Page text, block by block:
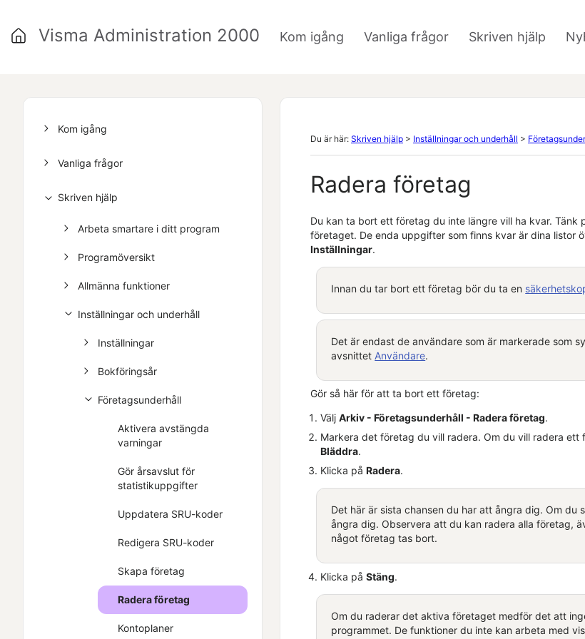
Kom igång Vanliga frågor Skriven hjälp
Visma Administration 2000
Kom igång
Vanliga frågor
Skriven hjälp
Arbeta smartare i ditt program
Programöversikt
Allmänna funktioner
Inställningar och underhåll
Inställningar
Bokföringsår
Företagsunderhåll
Aktivera avstängda
varningar
Gör årsavslut för
statistikuppgifter
Uppdatera SRU-koder
Redigera SRU-koder
Skapa företag
Radera företag
Kontoplaner
Du är här: Skriven hjälp > Inställningar och underhåll >
Radera företag
Du kan ta bort ett företag du inte längre vill ha kvar. Tänk
företaget. De enda uppgifter som finns kvar är dina listor
Inställningar.
Innan du tar bortett företag bör du ta en
Det är endast de användare som är markerade som
avsnittet Användare.
Gör så här för att ta bort ett företag:
Välj Arkiv - Företagsunderhåll - Raderaföretag.
Markera det företag du vill radera. Om du vill radera ett
Bläddra.
Klicka på Radera.
Det här är sista chansen du har att ångra dig. Om du
ångra dig. Observera att du kan radera allaföretag,
något företag tas bort.
Klicka på Stäng.
Om du raderardet aktivaföretaget medför det att
programmet. De funktioner du inte kan arbeta med